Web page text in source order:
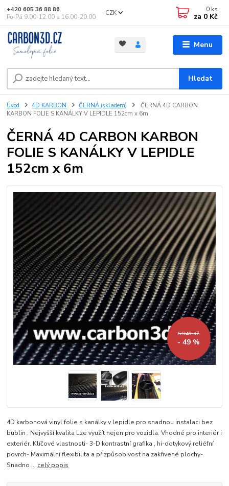
Menu
CZK
Hledat
+420 605 36 88 86
Po-Pá 9.00-12.00 a 16.00-20.00
0 ks
za 0 Kč
Úvod 4D KARBON ČERNÁ (skladem)
ČERNÁ 4D CARBON
KARBON FOLIE S KANÁLKY V LEPIDLE 152cm x 6m
ČERNÁ 4D CARBON KARBON
FOLIE S KANÁLKY V LEPIDLE
152cm x 6m
5 940 Kč
- 49 %
4D karbonová vinyl folie s kanálky v lepidle pro snadnou instalaci bez
bublin . Nejvyšší kvalita Lze využít nejen pro vozidla. Vhodné pro interiér i
exteriér. Klíčové vlastnosti- 3-D kontrastní grafika , hi-dotykový reliéfní
povrch- Maximální flexibilita a přizpůsobivost na zakřivené plochy-
Snadno ... celý popis